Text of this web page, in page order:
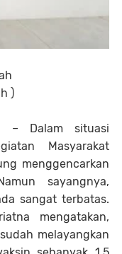
)
– Dalam situasi
Masyarakat
menggencarkan
sayangnya,
sangat terbatas.
mengatakan,
melayangkan